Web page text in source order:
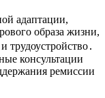
адаптации,
образа жизни,
трудоустройство․
консультации
ремиссии